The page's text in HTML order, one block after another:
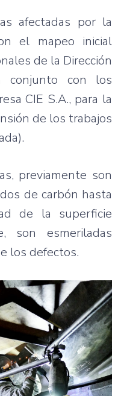
afectadas por la
el mapeo inicial
de la Dirección
conjunto con los
CIE S.A., para la
de los trabajos
previamente son
de carbón hasta
de la superficie
son esmeriladas
los defectos.